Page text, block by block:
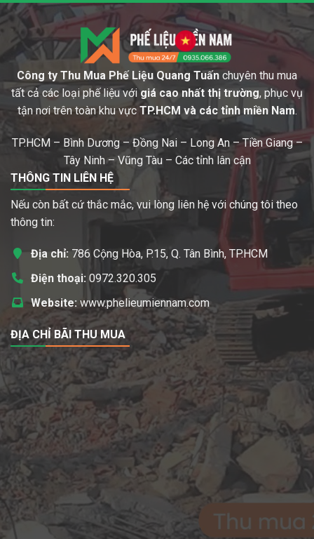
Công ty Thu Mua Phế Liệu Quang Tuấn chuyên thu mua
tất cả các loại phế liệu vớigiá cao nhất thị trường, phục vụ
tận nơi trên toàn khu vực TP.HCM và các tỉnh miền Nam.
TP.HCM – Bình Dương – Đồng Nai – Long An – Tiền Giang –
Tây Ninh – Vũng Tàu – Các tỉnh lân cận
THÔNG TIN LIÊN HỆ
Nếu còn bất cứ thắc mắc, vui lòng liên hệ với chúng tôi theo
thông tin:
Địa chỉ: 786 Cộng Hòa, P.15, Q. Tân Bình, TP.HCM
Điện thoại: 0972.320.305
Website: www.phelieumiennam.com
ĐỊA CHỈ BÃI THU MUA